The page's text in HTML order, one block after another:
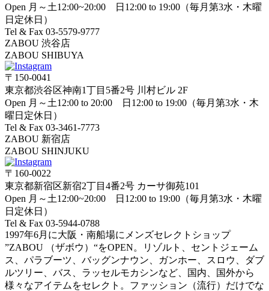
Open 月～土12:00~20:00 日12:00 to 19:00（毎月第3水・木曜
日定休日）
Tel & Fax 03-5579-9777
ZABOU 渋谷店
ZABOU SHIBUYA
〒150-0041
東京都渋谷区神南1丁目5番2号 川村ビル 2F
Open 月～土12:00 to 20:00 日12:00 to 19:00（毎月第3水・木
曜日定休日）
Tel & Fax 03-3461-7773
ZABOU 新宿店
ZABOU SHINJUKU
〒160-0022
東京都新宿区新宿2丁目4番2号 カーサ御苑101
Open 月～土12:00~20:00 日12:00 to 19:00（毎月第3水・木曜
日定休日）
Tel & Fax 03-5944-0788
1997年6月に大阪・南船場にメンズセレクトショップ
”ZABOU （ザボウ）“をOPEN。リゾルト、セントジェーム
ス、パラブーツ、バッグンナウン、ガンホー、スロウ、ダブ
ルツリー、バス、ラッセルモカシンなど、国内、国外から
様々なアイテムをセレクト。ファッション（流行）だけでな